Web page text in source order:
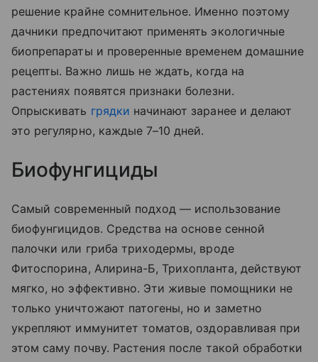
решение крайне сомнительное. Именно поэтому
дачники предпочитают применять экологичные
биопрепараты и проверенные временем домашние
рецепты. Важно лишь не ждать, когда на
растениях появятся признаки болезни.
Опрыскивать грядки начинают заранее и делают
это регулярно, каждые 7–10 дней.
Биофунгициды
Самый современный подход — использование
биофунгицидов. Средства на основе сенной
палочки или гриба триходермы, вроде
Фитоспорина, Алирина-Б, Трихопланта, действуют
мягко, но эффективно. Эти живые помощники не
только уничтожают патогены, но и заметно
укрепляют иммунитет томатов, оздоравливая при
этом саму почву. Растения после такой обработки